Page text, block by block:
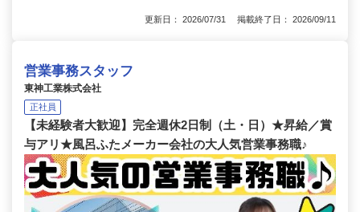
更新日： 2026/07/31 掲載終了日： 2026/09/11
営業事務スタッフ
東神工業株式会社
正社員
【未経験者大歓迎】完全週休2日制（土・日）★昇給／賞
与アリ★風呂ふたメーカー会社の大人気営業事務職♪